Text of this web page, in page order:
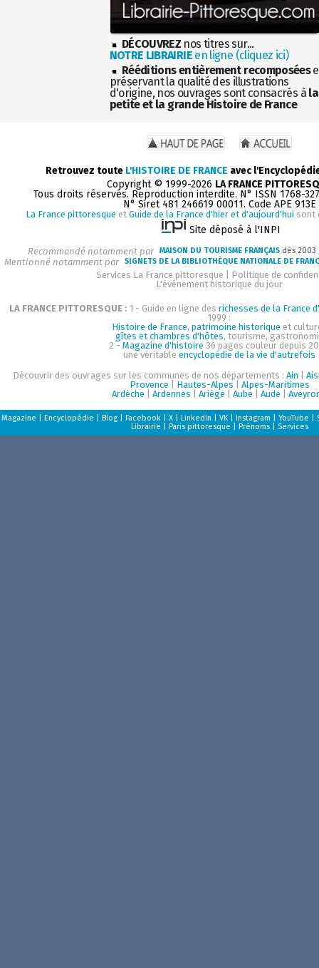
DÉCOUVREZ nos titres sur...
NOTRE LIBRAIRIEen ligne (cliquez ici)
Rééditions entièrement recomposées
préservant la qualité des illustrations
d'origine, nos ouvrages sont consacrés à la
petite et la grande Histoire de France
Retrouvez toute L'HISTOIRE DE FRANCE avec
Copyright © 1999-2026 LA FRANCE
Tous droits réservés. Reproduction interdite. N° ISSN 1768-
N° Siret 481 246619 00011. Code APE 913E
La France pittoresque et Guide de la France d'hier et d'aujourd'hui sont
Site déposé à l'INPI
Recommandé notamment par MAISON DU TOURISME FRANÇAIS dès
Mentionné notamment par SIGNETS DE LA BIBLIOTHÈQUE NATIONALE DE
Services La France pittoresque
Politique de
L'événement historique du jour
LA FRANCE PITTORESQUE : 1 - Guide en ligne des richesses de la France
1999 :
Histoire de France, patrimoine historique et
gîtes et chambres d'hôtes, tourisme,
2 - Magazine d'histoire 36 pages couleur depuis
une véritable encyclopédie de la vie d'autrefois
Découvrir des ouvrages sur les communes de nos départements : Ain
Provence
Hautes-Alpes
Alpes-Maritimes
Ardèche
Ardennes Ariège Aube Aude
Magazine Encyclopédie Blog| Facebook| X| LinkedIn VK| Instagram YouTube
Librairie
Paris pittoresque Prénoms| Services